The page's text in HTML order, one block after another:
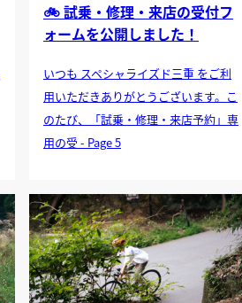
🚲 試乗・修理・来店の受付フ
ォームを公開しました！
いつも スペシャライズド三重 をご利
用いただきありがとうございます。こ
のたび、「試乗・修理・来店予約」専
用の受 - Page 5